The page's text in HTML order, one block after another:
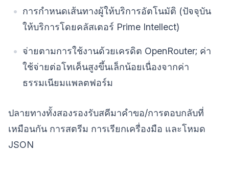
การกำหนดเส้นทางผู้ให้บริการอัตโนมัติ (ปัจจุบัน
ให้บริการโดยคลัสเตอร์ Prime Intellect)
จ่ายตามการใช้งานด้วยเครดิต OpenRouter; ค่า
ใช้จ่ายต่อโทเค็นสูงขึ้นเล็กน้อยเนื่องจากค่า
ธรรมเนียมแพลตฟอร์ม
ปลายทางทั้งสองรองรับสคีมาคำขอ/การตอบกลับที่
เหมือนกัน การสตรีม การเรียกเครื่องมือ และโหมด
JSON